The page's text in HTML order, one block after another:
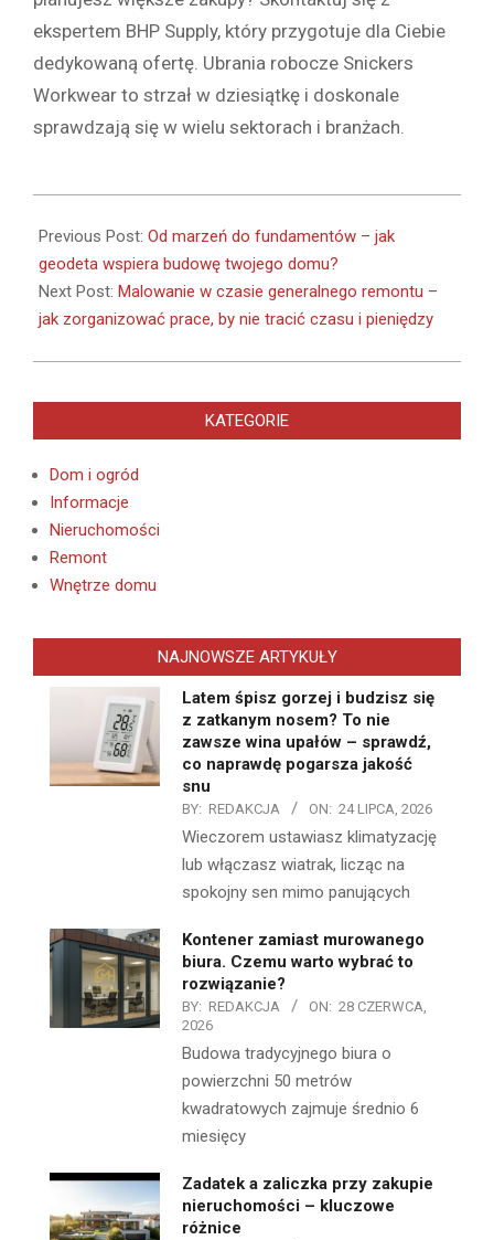
ekspertem BHP Supply, który przygotuje dla Ciebie
dedykowaną ofertę. Ubrania robocze Snickers
Workwear to strzał w dziesiątkę i doskonale
sprawdzają się w wielu sektorach i branżach.
03-
30
Previous Post: Od marzeń do fundamentów – jak
geodeta wspiera budowę twojego domu?
Next Post: Malowanie w czasie generalnego remontu –
jak zorganizować prace, by nie tracić czasu i pieniędzy
KATEGORIE
Dom i ogród
Informacje
Nieruchomości
Remont
Wnętrze domu
NAJNOWSZE ARTYKUŁY
Latem śpisz gorzej i budzisz się
z zatkanym nosem? To nie
zawsze wina upałów – sprawdź,
co naprawdę pogarsza jakość
snu
BY: REDAKCJA ON: 24 LIPCA, 2026
Wieczorem ustawiasz klimatyzację
lub włączasz wiatrak, licząc na
spokojny sen mimo panujących
Kontener zamiast murowanego
biura. Czemu warto wybrać to
rozwiązanie?
BY: REDAKCJA ON: 28 CZERWCA,
2026
Budowa tradycyjnego biura o
powierzchni 50 metrów
kwadratowych zajmuje średnio 6
miesięcy
Zadatek a zaliczka przy zakupie
nieruchomości – kluczowe
różnice